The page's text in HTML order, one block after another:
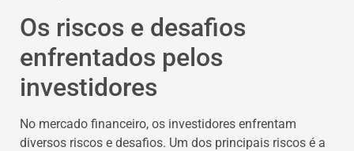
Os riscos e desafios
enfrentados pelos
investidores
No mercado financeiro, os investidores enfrentam
diversos riscos e desafios. Um dos principais riscos é a